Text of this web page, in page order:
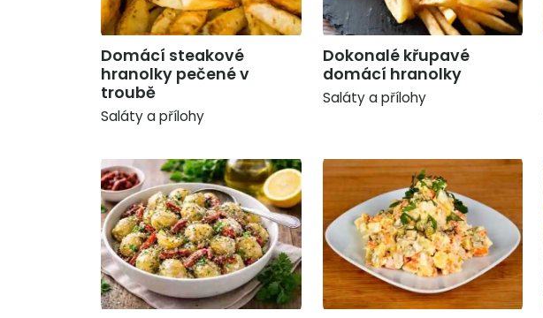
Domácí steakové
hranolky pečené v
troubě
Saláty a přílohy
Dokonalé křupavé
domácí hranolky
Saláty a přílohy